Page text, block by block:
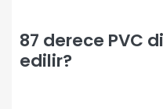
87 derece PVC
edilir?